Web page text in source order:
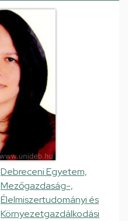
Debreceni Egyetem,
Mezőgazdaság-,
Élelmiszertudományi és
Környezetgazdálkodási